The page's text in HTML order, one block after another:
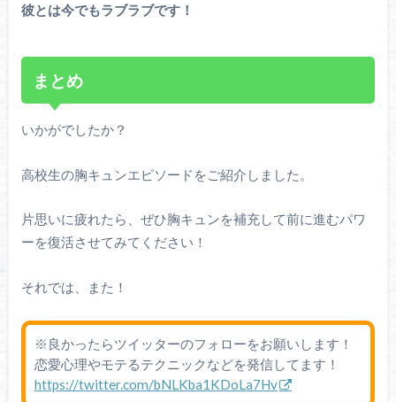
彼とは今でもラブラブです！
まとめ
いかがでしたか？
高校生の胸キュンエピソードをご紹介しました。
片思いに疲れたら、ぜひ胸キュンを補充して前に進むパワ
ーを復活させてみてください！
それでは、また！
※良かったらツイッターのフォローをお願いします！
恋愛心理やモテるテクニックなどを発信してます！
https://twitter.com/bNLKba1KDoLa7Hv